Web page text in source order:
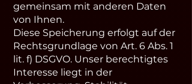
gemeinsam mit anderen Daten
von Ihnen.
Diese Speicherung erfolgt auf der
Rechtsgrundlage von Art. 6 Abs. 1
lit. f) DSGVO. Unser berechtigtes
Interesse liegt in der